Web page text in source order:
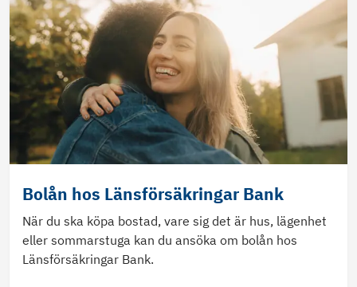
Bolån hos Länsförsäkringar Bank
När du ska köpa bostad, vare sig det är hus, lägenhet
eller sommarstuga kan du ansöka om bolån hos
Länsförsäkringar Bank.